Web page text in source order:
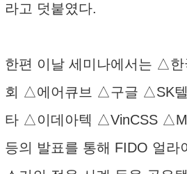
라고 덧붙였다.
한편 이날 세미나에서는 △한
회 △에어큐브 △구글 △SK
타 △이데아텍 △VinCSS
등의 발표를 통해 FIDO 얼라